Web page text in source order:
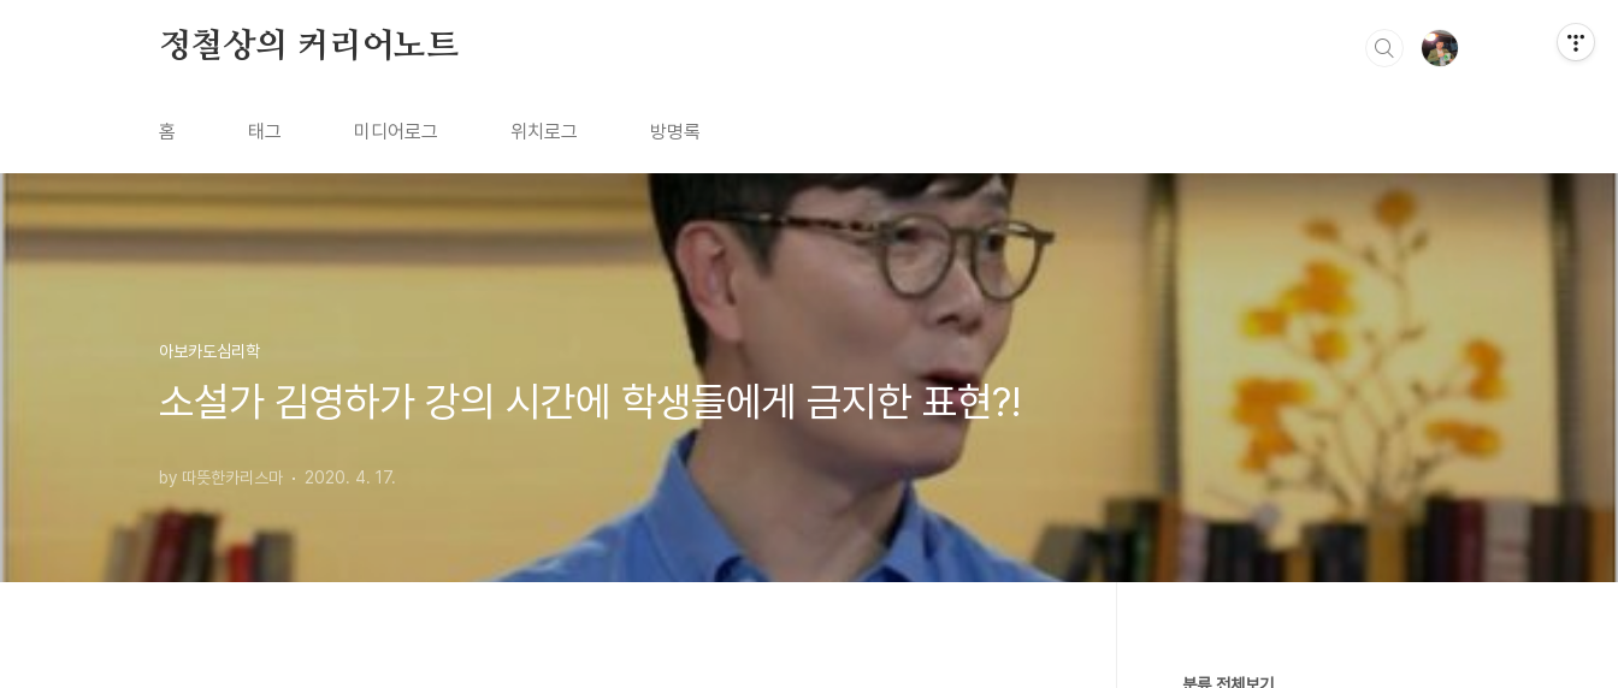
정철상의 커리어노트
홈 태그 미디어로그 위치로그 방명록
아보카도심리학
소설가 김영하가 강의 시간에 학생들에게 금지한 표현?!
by 따뜻한카리스마 2020. 4. 17.